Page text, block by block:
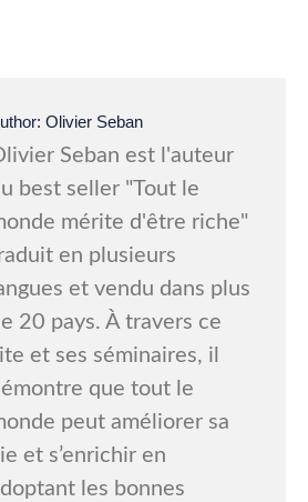
Olivier Seban
Seban est l'auteur
best seller "Tout le
mérite d'être riche"
en plusieurs
et vendu dans plus
20 pays. À travers ce
et ses séminaires, il
que tout le
peut améliorer sa
et s’enrichir en
les bonnes